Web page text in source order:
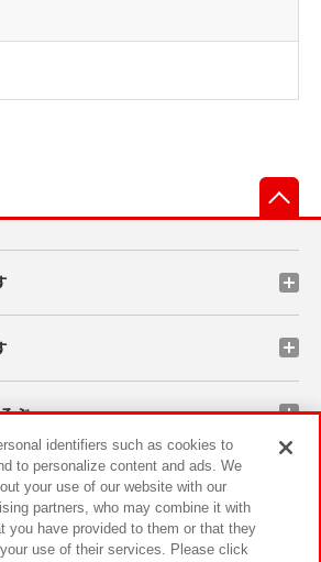
ぶ
ーン
identifiers such as cookies to
to personalize content and ads. We
your use of our website with our
partners, who may combine it with
you have provided to them or that they
use of their services. Please click